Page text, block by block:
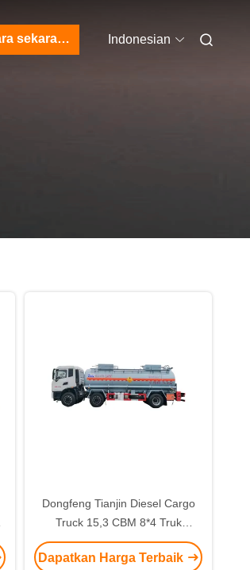
bicara sekarang Indonesian
Dongfeng Tianjin Diesel Cargo
Truck 15,3 CBM 8*4 Truk
Pengangkutan Hidrogen
Peroksida
Dapatkan Harga Terbaik